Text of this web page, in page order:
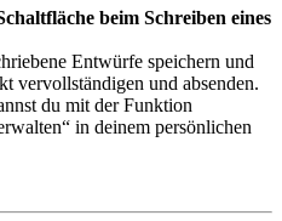
beim Schreiben eines
Entwürfe speichern und
vervollständigen und absenden.
du mit der Funktion
in deinem persönlichen